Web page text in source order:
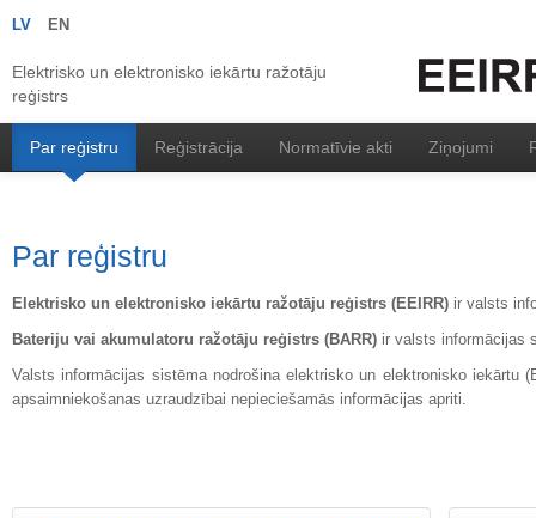
LV EN
Elektrisko un elektronisko iekārtu ražotāju
reģistrs
Par reģistru Reģistrācija Normatīvie akti Ziņojumi
Par reģistru
Elektrisko un elektronisko iekārtu ražotāju reģistrs (EEIRR) ir valsts
Bateriju vai akumulatoru ražotāju reģistrs (BARR) ir valsts informācijas
Valsts informācijas sistēma nodrošina elektrisko un elektronisko iekārtu
apsaimniekošanas uzraudzībai nepieciešamās informācijas apriti.